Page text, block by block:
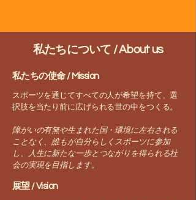
私たちについて / About us
私たちの使命 / Mission
スポーツを通じてすべての人が希望を持て、選
択肢を当たり前に広げられる世の中をつくる。
障がいの有無や生まれた国・環境に左右される
ことなく、誰もが自分らしくスポーツに参加
し、人生に新たな一歩とつながりを得られる社
会の実現を目指します。
展望 / Vision